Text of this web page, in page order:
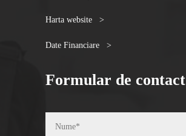
Harta website >
Date Financiare >
Formular de contact